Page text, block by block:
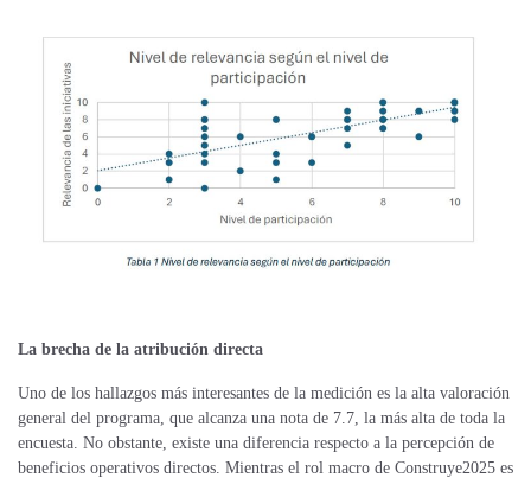
La brecha de la atribución directa
Uno de los hallazgos más interesantes de la medición es la alta valoración
general del programa, que alcanza una nota de 7.7, la más alta de toda la
encuesta. No obstante, existe una diferencia respecto a la percepción de
beneficios operativos directos. Mientras el rol macro de Construye2025 es